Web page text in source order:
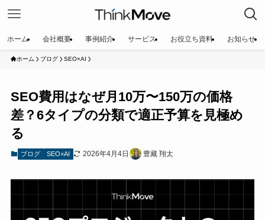
ホーム 会社概要 事例紹介 サービス お役立ち資料 お知らせ
ホーム ブログ SEO×AI
SEO費用はなぜ月10万〜150万の価格
差？6タイプの分類で適正予算を見極め
る
ブログ SEO×AI 2026年4月4日 豊藏 翔太